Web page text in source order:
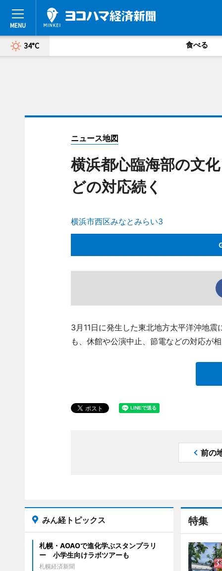
34°C 食べる
ニュース地図
横浜都心臨海部の文
どの対応続く
横浜市西区みなとみらい3
3月11日に発生した東北地方太平洋沖地
も、休館や公演中止、節電などの対応が
前の
特集
みん経トピックス
札幌・AOAOで進化学ぶスタンプラリ
ー 小学生向けラボツアーも
札幌経済新聞